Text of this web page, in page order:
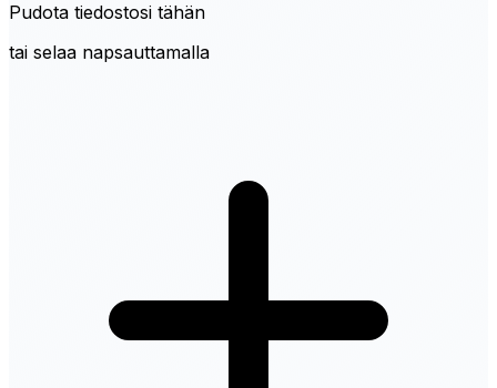
Pudota tiedostosi tähän
tai selaa napsauttamalla